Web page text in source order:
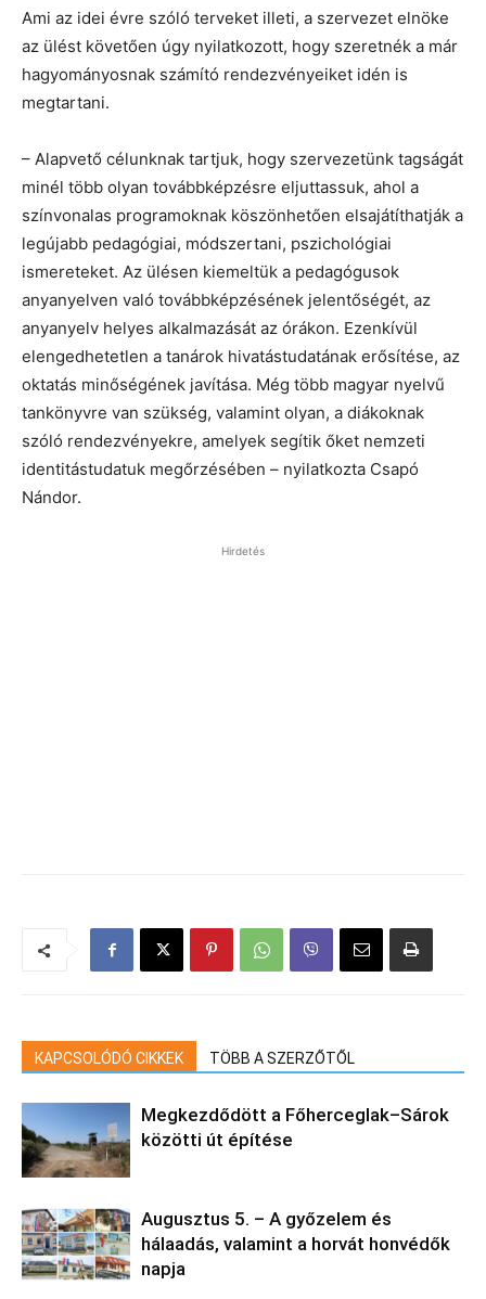
Ami az idei évre szóló terveket illeti, a szervezet elnöke
az ülést követően úgy nyilatkozott, hogy szeretnék a már
hagyományosnak számító rendezvényeiket idén is
megtartani.
– Alapvető célunknak tartjuk, hogy szervezetünk tagságát
minél több olyan továbbképzésre eljuttassuk, ahol a
színvonalas programoknak köszönhetően elsajátíthatják a
legújabb pedagógiai, módszertani, pszichológiai
ismereteket. Az ülésen kiemeltük a pedagógusok
anyanyelven való továbbképzésének jelentőségét, az
anyanyelv helyes alkalmazását az órákon. Ezenkívül
elengedhetetlen a tanárok hivatástudatának erősítése, az
oktatás minőségének javítása. Még több magyar nyelvű
tankönyvre van szükség, valamint olyan, a diákoknak
szóló rendezvényekre, amelyek segítik őket nemzeti
identitástudatuk megőrzésében – nyilatkozta Csapó
Nándor.
Hirdetés
KAPCSOLÓDÓ CIKKEK TÖBB A SZERZŐTŐL
Megkezdődött a Főherceglak–Sárok
közötti út építése
Augusztus 5. – A győzelem és
hálaadás, valamint a horvát honvédők
napja